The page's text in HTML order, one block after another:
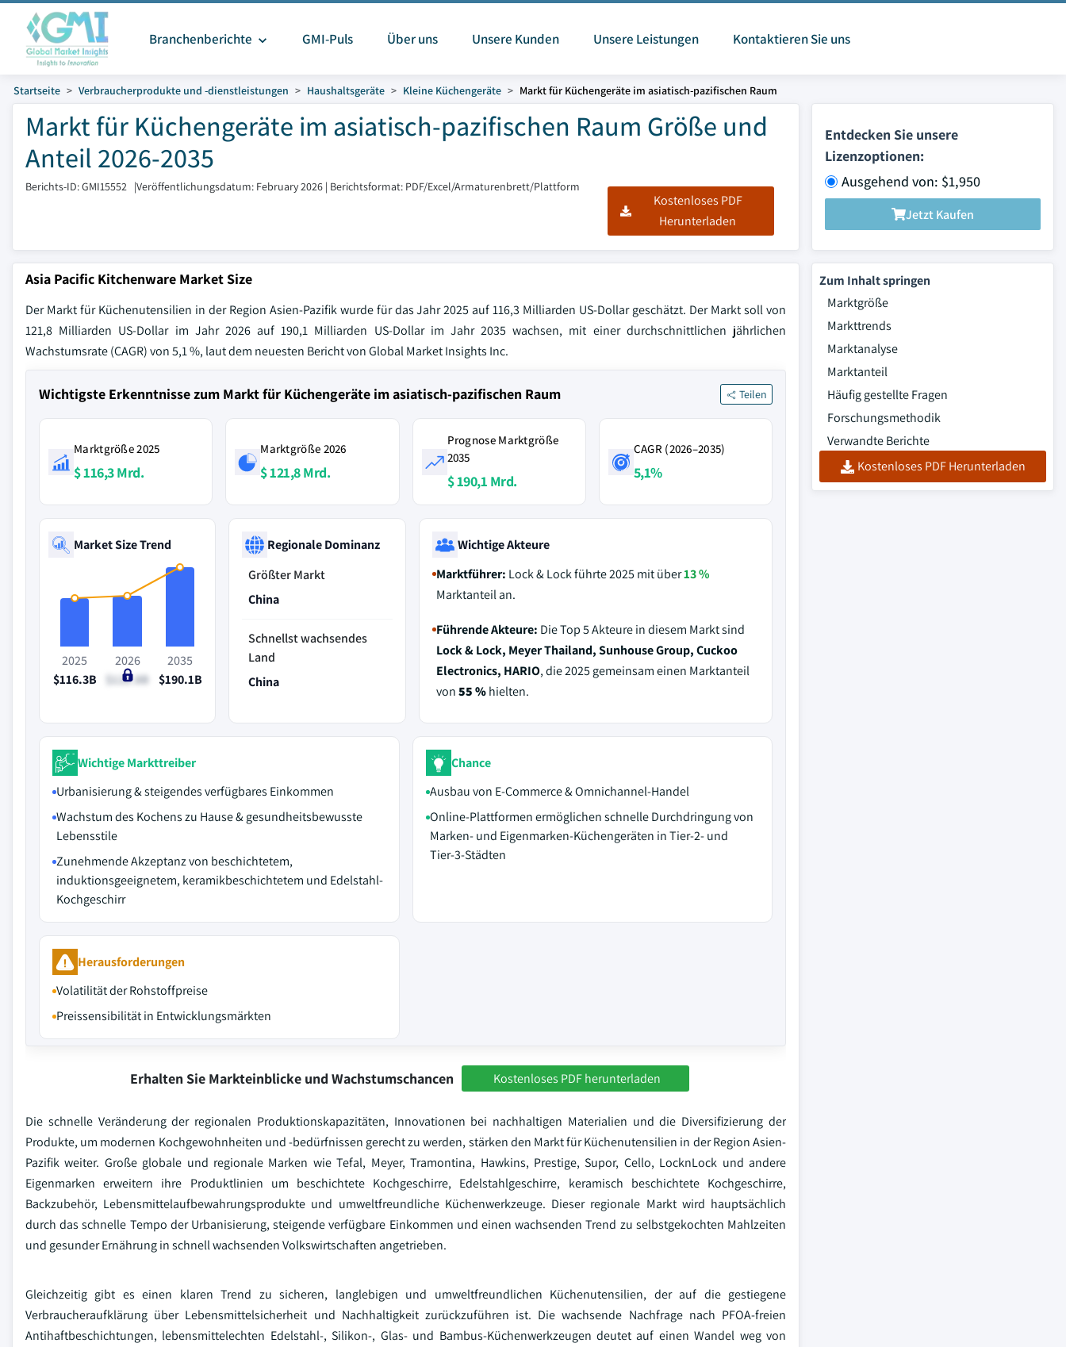
Branchenberichte GMI-Puls Über uns Unsere Kunden Unsere Leistungen Kontaktieren Sie uns
Startseite Verbraucherprodukte und -dienstleistungen Haushaltsgeräte Kleine Küchengeräte Markt für Küchengeräte im asiatisch-pazifischen Raum
Markt für Küchengeräte im asiatisch-pazifischen Raum Größe und
Anteil 2026-2035
Berichts-ID: GMI15552 |Veröffentlichungsdatum: February 2026 | Berichtsformat: PDF/Excel/Armaturenbrett/Plattform
Kostenloses PDF
Herunterladen
Entdecken Sie unsere
Lizenzoptionen:
Ausgehend von: $1,950
Jetzt Kaufen
Asia Pacific Kitchenware Market Size
Der Markt für Küchenutensilien in der Region Asien-Pazifik wurde für das Jahr 2025 auf 116,3 Milliarden US-Dollar geschätzt. Der Markt soll von
121,8 Milliarden US-Dollar im Jahr 2026 auf 190,1 Milliarden US-Dollar im Jahr 2035 wachsen, mit einer durchschnittlichen jährlichen
Wachstumsrate (CAGR) von 5,1 %, laut dem neuesten Bericht von Global Market Insights Inc.
Wichtigste Erkenntnisse zum Markt für Küchengeräte im asiatisch-pazifischen Raum Teilen
Marktgröße 2025
$ 116,3 Mrd.
Marktgröße 2026
$ 121,8 Mrd.
Prognose Marktgröße
2035
$ 190,1 Mrd.
CAGR (2026–2035)
5,1%
Market Size Trend
2025
$116.3B
2026
$121.8B
2035
$190.1B
Regionale Dominanz
Größter Markt
China
Schnellst wachsendes
Land
China
Wichtige Akteure
Marktführer: Lock & Lock führte 2025 mit über13 %
Marktanteil an.
Führende Akteure: Die Top 5 Akteure in diesem Markt sind
Lock & Lock, Meyer Thailand, Sunhouse Group, Cuckoo
Electronics, HARIO, die 2025 gemeinsam einen Marktanteil
von55 %hielten.
Wichtige Markttreiber
Urbanisierung & steigendes verfügbares Einkommen
Wachstum des Kochens zu Hause & gesundheitsbewusste
Lebensstile
Zunehmende Akzeptanz von beschichtetem,
induktionsgeeignetem, keramikbeschichtetem und Edelstahl-
Kochgeschirr
Chance
Ausbau von E‑Commerce & Omnichannel-Handel
Online-Plattformen ermöglichen schnelle Durchdringung von
Marken- und Eigenmarken-Küchengeräten in Tier‑2- und
Tier‑3-Städten
Herausforderungen
Volatilität der Rohstoffpreise
Preissensibilität in Entwicklungsmärkten
Erhalten Sie Markteinblicke und Wachstumschancen Kostenloses PDF herunterladen
Die schnelle Veränderung der regionalen Produktionskapazitäten, Innovationen bei nachhaltigen Materialien und die Diversifizierung der
Produkte, um modernen Kochgewohnheiten und -bedürfnissen gerecht zu werden, stärken den Markt für Küchenutensilien in der Region Asien-
Pazifik weiter. Große globale und regionale Marken wie Tefal, Meyer, Tramontina, Hawkins, Prestige, Supor, Cello, LocknLock und andere
Eigenmarken erweitern ihre Produktlinien um beschichtete Kochgeschirre, Edelstahlgeschirre, keramisch beschichtete Kochgeschirre,
Backzubehör, Lebensmittelaufbewahrungsprodukte und umweltfreundliche Küchenwerkzeuge. Dieser regionale Markt wird hauptsächlich
durch das schnelle Tempo der Urbanisierung, steigende verfügbare Einkommen und einen wachsenden Trend zu selbstgekochten Mahlzeiten
und gesunder Ernährung in schnell wachsenden Volkswirtschaften angetrieben.
Gleichzeitig gibt es einen klaren Trend zu sicheren, langlebigen und umweltfreundlichen Küchenutensilien, der auf die gestiegene
Verbraucheraufklärung über Lebensmittelsicherheit und Nachhaltigkeit zurückzuführen ist. Die wachsende Nachfrage nach PFOA-freien
Antihaftbeschichtungen, lebensmittelechten Edelstahl-, Silikon-, Glas- und Bambus-Küchenwerkzeugen deutet auf einen Wandel weg von
Zum Inhalt springen
Marktgröße
Markttrends
Marktanalyse
Marktanteil
Häufig gestellte Fragen
Forschungsmethodik
Verwandte Berichte
Kostenloses PDF Herunterladen